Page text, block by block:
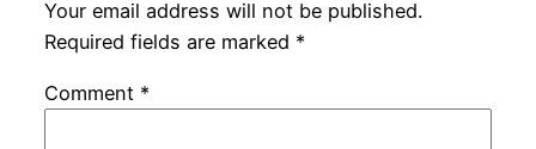
Your email address will not be published.
Required fields are marked *
Comment *